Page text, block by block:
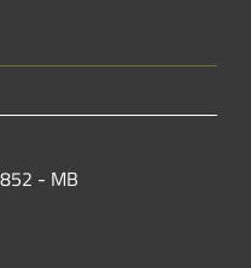
- MB